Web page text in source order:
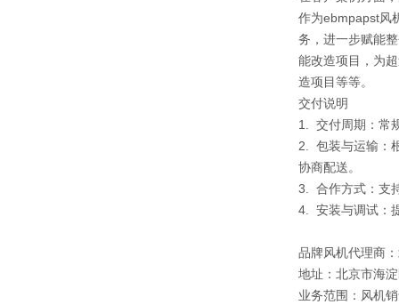
作为ebmpapst风
务，进一步赋能
能改造项目，为
造项目等等。
交付说明
1. 交付周期：常
2. 包装与运输：
协商配送。
3. 合作方式：支
4. 安装与调试：
品牌风机代理商
地址：北京市海
业务范围：风机